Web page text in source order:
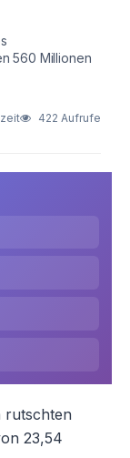
560 Millionen
422 Aufrufe
rutschten
23,54